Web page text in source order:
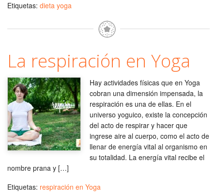
Etiquetas: dieta yoga
La respiración en Yoga
Hay actividades físicas que en Yoga
cobran una dimensión impensada, la
respiración es una de ellas. En el
universo yoguico, existe la concepción
del acto de respirar y hacer que
ingrese aire al cuerpo, como el acto de
llenar de energía vital al organismo en
su totalidad. La energía vital recibe el
nombre prana y […]
Etiquetas: respiración en Yoga